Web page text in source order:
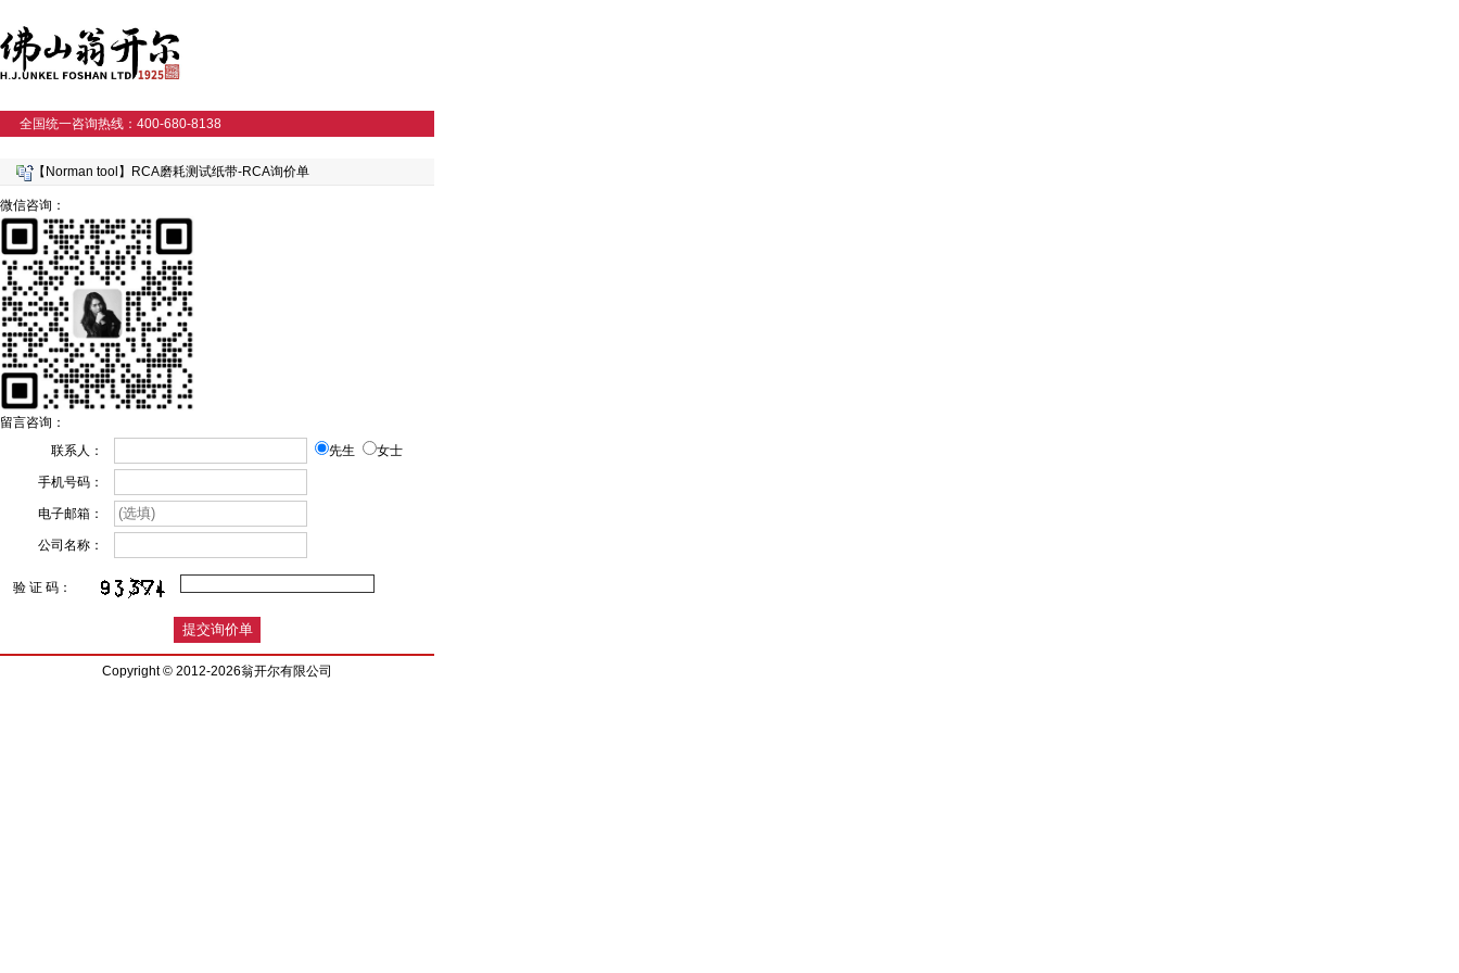
全国统一咨询热线：400-680-8138
【Norman tool】RCA磨耗测试纸带-RCA询价单
微信咨询：
留言咨询：
联系人：
先生 女士
手机号码：
电子邮箱：
公司名称：
验 证 码：
Copyright © 2012-2026翁开尔有限公司